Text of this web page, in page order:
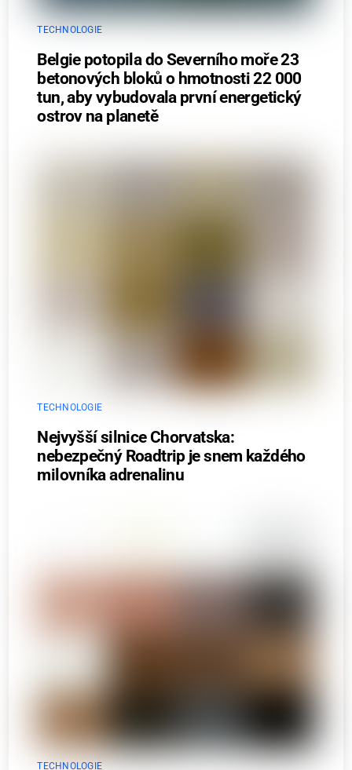
TECHNOLOGIE
Belgie potopila do Severního moře 23
betonových bloků o hmotnosti 22 000
tun, aby vybudovala první energetický
ostrov na planetě
TECHNOLOGIE
Nejvyšší silnice Chorvatska:
nebezpečný Roadtrip je snem každého
milovníka adrenalinu
TECHNOLOGIE